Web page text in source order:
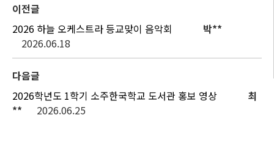
이전글
2026 하늘 오케스트라 등교맞이 음악회
박**
2026.06.18
다음글
2026학년도 1학기 소주한국학교 도서관 홍보 영상
최
**
2026.06.25